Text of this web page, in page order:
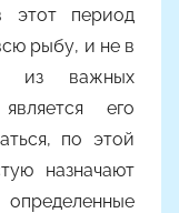
этот период
рыбу, и не в
из важных
его
по этой
назначают